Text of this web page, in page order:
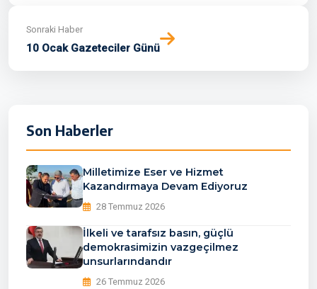
Sonraki Haber
10 Ocak Gazeteciler Günü
Son Haberler
Milletimize Eser ve Hizmet
Kazandırmaya Devam Ediyoruz
28 Temmuz 2026
İlkeli ve tarafsız basın, güçlü
demokrasimizin vazgeçilmez
unsurlarındandır
26 Temmuz 2026